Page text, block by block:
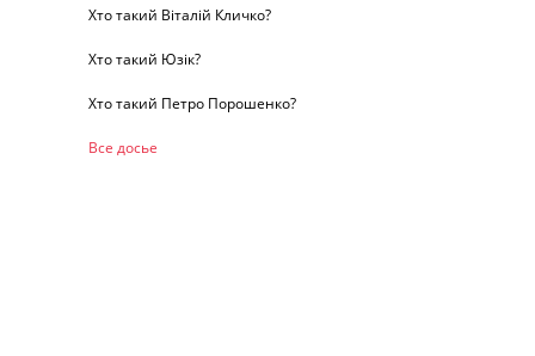
Хто такий Віталій Кличко?
Хто такий Юзік?
Хто такий Петро Порошенко?
Все досье